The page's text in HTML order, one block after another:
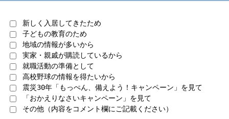
新しく入居してきたため
子どもの教育のため
地域の情報が多いから
実家・親戚が購読しているから
就職活動の準備として
高校野球の情報を得たいから
震災30年「もっぺん、備えよう！キャンペーン」を見て
「おかえりなさいキャンペーン」を見て
その他（内容をコメント欄にご記載ください）